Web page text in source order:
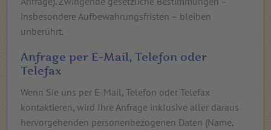
insbesondere Aufbewahrungsfristen – bleiben
unberührt.
Anfrage per E-Mail, Telefon oder
Telefax
Wenn Sie uns per E-Mail, Telefon oder Telefax
kontaktieren, wird Ihre Anfrage inklusive aller daraus
hervorgehenden personenbezogenen Daten (Name,